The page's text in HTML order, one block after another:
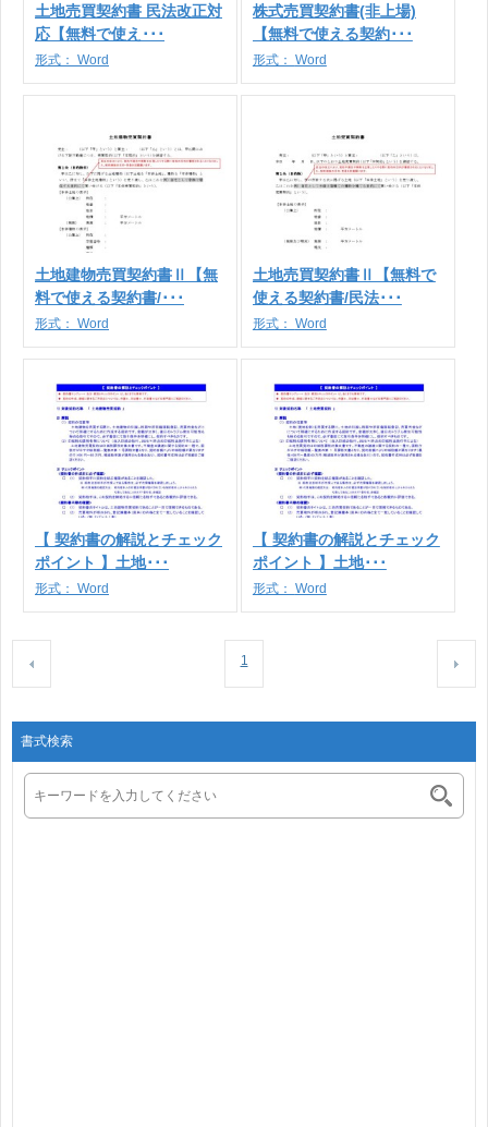
土地売買契約書 民法改正対
応【無料で使え･･･
形式： Word
株式売買契約書(非上場)
【無料で使える契約･･･
形式： Word
土地建物売買契約書Ⅱ【無
料で使える契約書/･･･
形式： Word
土地売買契約書Ⅱ【無料で
使える契約書/民法･･･
形式： Word
【 契約書の解説とチェック
ポイント 】土地･･･
形式： Word
【 契約書の解説とチェック
ポイント 】土地･･･
形式： Word
1
書式検索